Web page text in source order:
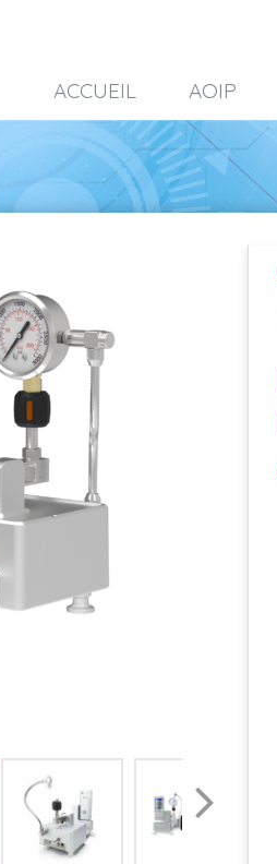
ACCUEIL AOIP